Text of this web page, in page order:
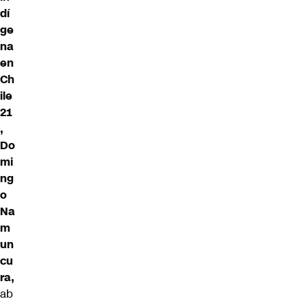
dí
ge
na
en
Ch
ile
21
,
Do
mi
ng
o
Na
m
un
cu
ra,
ab